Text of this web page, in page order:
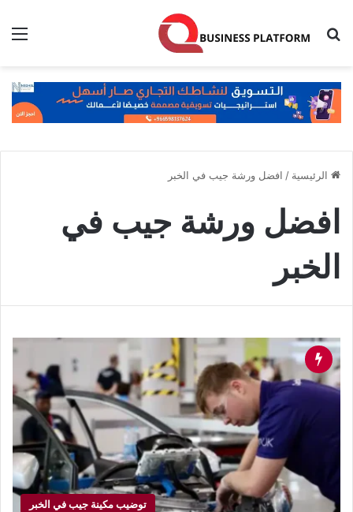
بحث عن
الرئيسية / افضل ورشة جيب في الخبر
افضل ورشة جيب في
الخبر
توضيب مكينة جيب في الخبر